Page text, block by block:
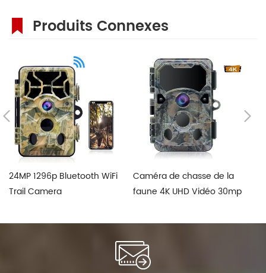
Produits Connexes
24MP 1296p Bluetooth WiFi
Trail Camera
Caméra de chasse de la
faune 4K UHD Vidéo 30mp